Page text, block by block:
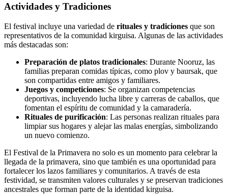
Actividades y Tradiciones
El festival incluye una variedad de rituales y tradiciones que son
representativos de la comunidad kirguisa. Algunas de las actividades
más destacadas son:
Preparación de platos tradicionales: Durante Nooruz, las
familias preparan comidas típicas, como plov y baursak, que
son compartidas entre amigos y familiares.
Juegos y competiciones: Se organizan competencias
deportivas, incluyendo lucha libre y carreras de caballos, que
fomentan el espíritu de comunidad y la camaradería.
Rituales de purificación: Las personas realizan rituales para
limpiar sus hogares y alejar las malas energías, simbolizando
un nuevo comienzo.
El Festival de la Primavera no solo es un momento para celebrar la
llegada de la primavera, sino que también es una oportunidad para
fortalecer los lazos familiares y comunitarios. A través de esta
festividad, se transmiten valores culturales y se preservan tradiciones
ancestrales que forman parte de la identidad kirguisa.